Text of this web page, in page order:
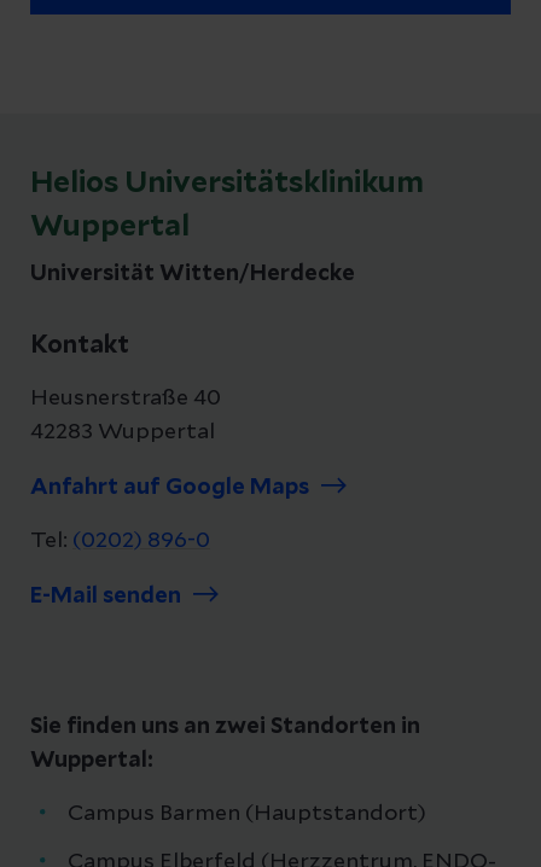
Helios Universitätsklinikum
Wuppertal
Universität Witten/Herdecke
Kontakt
Heusnerstraße 40
42283 Wuppertal
Anfahrt auf Google Maps
Tel: (0202) 896-0
E-Mail senden
Sie finden uns an zwei Standorten in
Wuppertal:
Campus Barmen (Hauptstandort)
Campus Elberfeld (Herzzentrum, ENDO-